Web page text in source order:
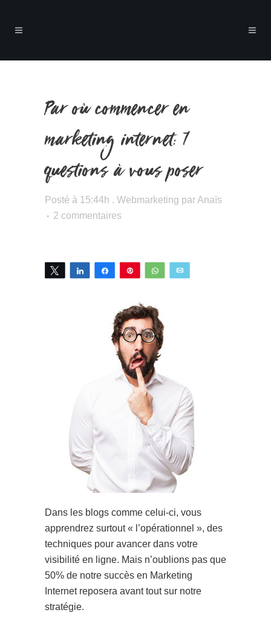
Par où commencer en
marketing internet: 7
questions à vous poser
Posté à 15:44h . Webmarketing parAnaïs
2 commentaires
Tweetez Partagez Partagez Épingle WhatsApp
Dans les blogs comme celui-ci, vous
apprendrez surtout « l’opérationnel », des
techniques pour avancer dans votre
visibilité en ligne. Mais n’oublions pas que
50% de notre succès en Marketing
Internet reposera avant tout sur notre
stratégie.